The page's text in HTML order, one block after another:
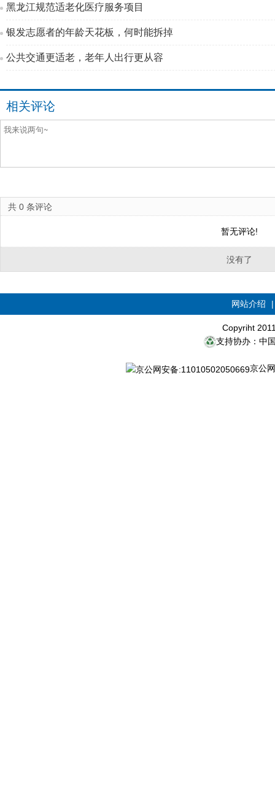
黑龙江规范适老化医疗服务项目
银发志愿者的年龄天花板，何时能拆掉
公共交通更适老，老年人出行更从容
相关评论
共 0 条评论
暂无评论!
没有了
网站介绍
Copyriht
支持协办：中
京公